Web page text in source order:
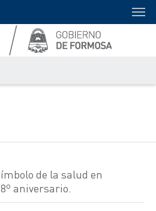
de la salud en
aniversario.